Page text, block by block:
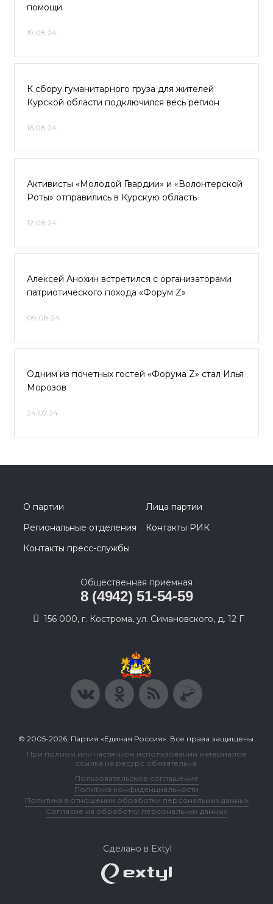
помощи
19.08.24
К сбору гуманитарного груза для жителей
Курской области подключился весь регион
16.08.24
Активисты «Молодой Гвардии» и «Волонтерской
Роты» отправились в Курскую область
12.08.24
Алексей Анохин встретился с организаторами
патриотического похода «Форум Z»
09.08.24
Одним из почетных гостей «Форума Z» стал Илья
Морозов
24.07.24
О партии
Лица партии
Региональные отделения
Контакты РИК
Контакты пресс-службы
Общественная приемная
8 (4942) 51-54-59
156 000, г. Кострома, ул. Симановского, д. 12 Г
© 2005-2026, Партия «Единая Россия». Все права защищены.
При полном или частичном использовании материалов
ссылка на ресурс обязательна.
Пользовательское соглашение
Политика конфиденциальности
Политика в отношении обработки персональных данных
Согласие на обработку персональных данных
Сделано в Extyl